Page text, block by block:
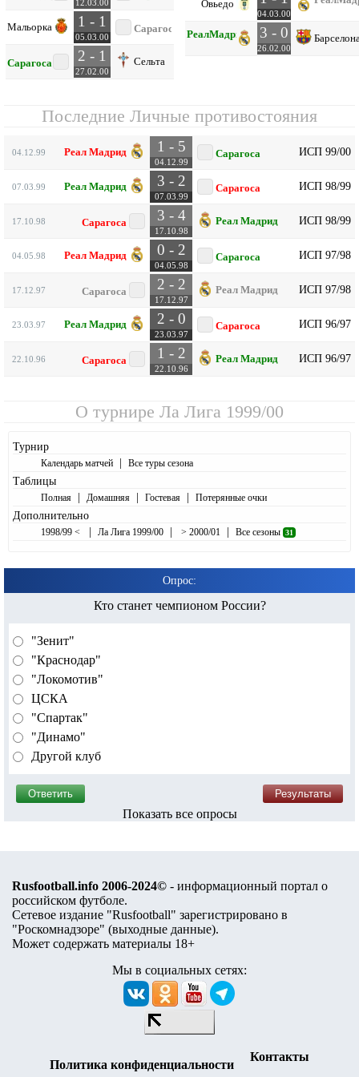
12.03.00
Мальорка 1 - 1
05.03.00
Сарагоса
Сарагоса 2 - 1
27.02.00
Сельта
Овьедо
04.03.00
РеалМадрид 3 - 0
26.02.00
Последние Личные противостояния
04.12.99 Реал Мадрид 1 - 5
04.12.99
Сарагоса ИСП 99/00
07.03.99 Реал Мадрид 3 - 2
07.03.99
Сарагоса ИСП 98/99
17.10.98 Сарагоса 3 - 4
17.10.98
Реал Мадрид ИСП 98/99
04.05.98 Реал Мадрид 0 - 2
04.05.98
Сарагоса ИСП 97/98
17.12.97 Сарагоса 2 - 2
17.12.97
Реал Мадрид ИСП 97/98
23.03.97 Реал Мадрид 2 - 0
23.03.97
Сарагоса ИСП 96/97
22.10.96 Сарагоса 1 - 2
22.10.96
Реал Мадрид ИСП 96/97
О турнире Ла Лига 1999/00
Турнир
Календарь матчей | Все туры сезона
Таблицы
Полная | Домашняя | Гостевая | Потерянные очки
Дополнительно
1998/99 < | Ла Лига 1999/00 | > 2000/01 | Все сезоны 31
Опрос:
Кто станет чемпионом России?
"Зенит"
"Краснодар"
"Локомотив"
ЦСКА
"Спартак"
"Динамо"
Другой клуб
Показать все опросы
Rusfootball.info 2006-2024© - информационный портал о
российском футболе.
Сетевое издание "Rusfootball" зарегистрировано в
"Роскомнадзоре" (выходные данные).
Может содержать материалы 18+
Мы в социальных сетях:
Политика конфиденциальности
Контакты